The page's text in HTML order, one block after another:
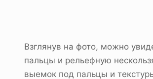
Взглянув на фото, можно
пальцы и рельефную
выемок под пальцы и